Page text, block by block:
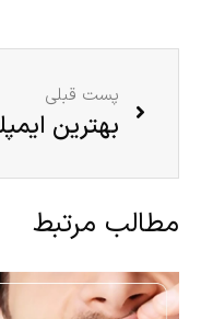
پست قبلی
مطالب مرتبط